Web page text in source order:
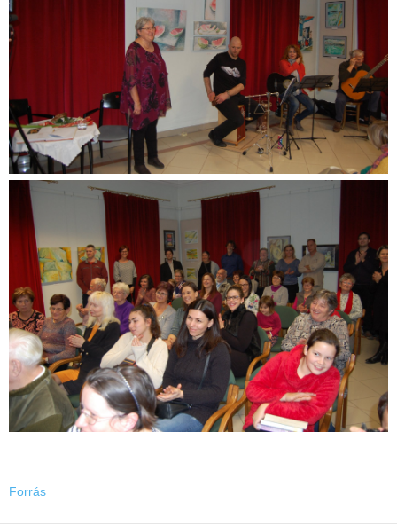
Forrás